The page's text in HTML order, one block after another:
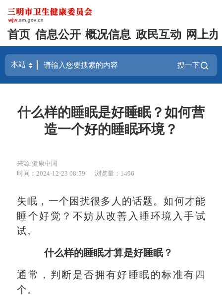
首页 信息公开 概况信息 政民互动 网上
搜一下
什么样的睡眠是好睡眠？如何营
造一个好的睡眠环境？
来源:健康中国
时间：2024-12-23 08:59
浏览量：1496
失眠，一个困扰很多人的话题。如何才能
睡个好觉？不妨从改善入睡环境入手试
试。
什么样的睡眠才算是好睡眠？
通常，判断是否拥有好睡眠的标准有四
个。